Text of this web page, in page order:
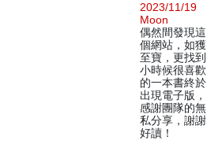
2023/11/19
Moon
偶然間發現這
個網站，如獲
至寶，更找到
小時候很喜歡
的一本書終於
出現電子版，
感謝團隊的無
私分享，謝謝
好讀！